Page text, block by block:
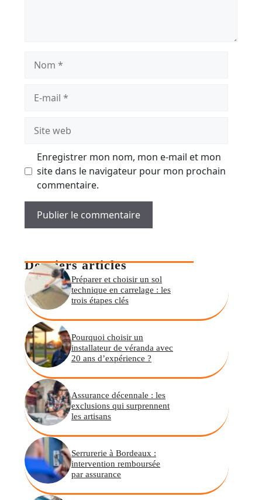
mail
web
Enregistrer mon nom, mon e-mail et mon
site dans le navigateur pour mon prochain
commentaire.
Derniers articles
Préparer et choisir un sol
technique en carrelage : les
trois étapes clés
Pourquoi choisir un
installateur de véranda avec
20 ans d’expérience ?
Assurance décennale : les
exclusions qui surprennent
les artisans
Serrurerie à Bordeaux :
intervention remboursée
par assurance